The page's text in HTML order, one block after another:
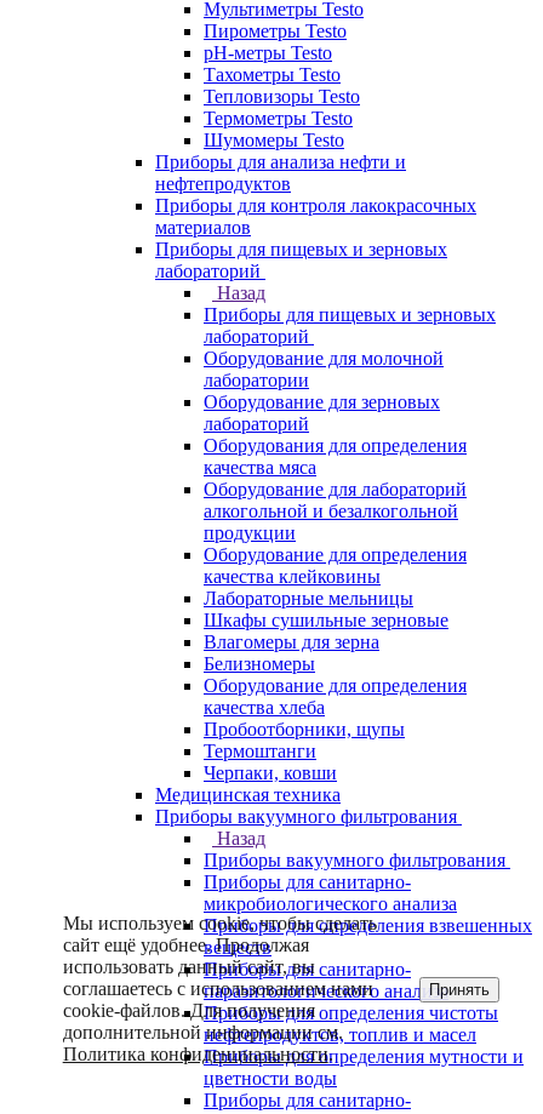
Мультиметры Testo
Пирометры Testo
pH-метры Testo
Тахометры Testo
Тепловизоры Testo
Термометры Testo
Шумомеры Testo
Приборы для анализа нефти и
нефтепродуктов
Приборы для контроля лакокрасочных
материалов
Приборы для пищевых и зерновых
лабораторий
Назад
Приборы для пищевых и зерновых
лабораторий
Оборудование для молочной
лаборатории
Оборудование для зерновых
лабораторий
Оборудования для определения
качества мяса
Оборудование для лабораторий
алкогольной и безалкогольной
продукции
Оборудование для определения
качества клейковины
Лабораторные мельницы
Шкафы сушильные зерновые
Влагомеры для зерна
Белизномеры
Оборудование для определения
качества хлеба
Пробоотборники, щупы
Термоштанги
Черпаки, ковши
Медицинская техника
Приборы вакуумного фильтрования
Назад
Приборы вакуумного фильтрования
Приборы для санитарно-
микробиологического анализа
Приборы для определения взвешенных
веществ
Приборы для санитарно-
паразитологического анализа
Приборы для определения чистоты
нефтепродуктов, топлив и масел
Приборы для определения мутности и
цветности воды
Приборы для санитарно-
Мы используем cookie, чтобы сделать
сайт ещё удобнее. Продолжая
использовать данный сайт, вы
соглашаетесь с использованием нами
cookie-файлов. Для получения
дополнительной информации см.
Политика конфиденциальности.
Принять